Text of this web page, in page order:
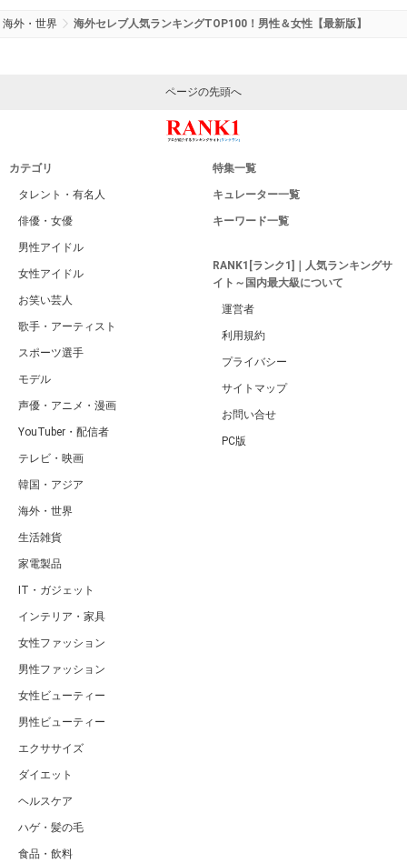
海外・世界 海外セレブ人気ランキングTOP100！男性＆女性【最新版】
ページの先頭へ
カテゴリ
タレント・有名人
俳優・女優
男性アイドル
女性アイドル
お笑い芸人
歌手・アーティスト
スポーツ選手
モデル
声優・アニメ・漫画
YouTuber・配信者
テレビ・映画
韓国・アジア
海外・世界
生活雑貨
家電製品
IT・ガジェット
インテリア・家具
女性ファッション
男性ファッション
女性ビューティー
男性ビューティー
エクササイズ
ダイエット
ヘルスケア
ハゲ・髪の毛
食品・飲料
特集一覧
キュレーター一覧
キーワード一覧
RANK1[ランク1]｜人気ランキングサ
イト～国内最大級について
運営者
利用規約
プライバシー
サイトマップ
お問い合せ
PC版